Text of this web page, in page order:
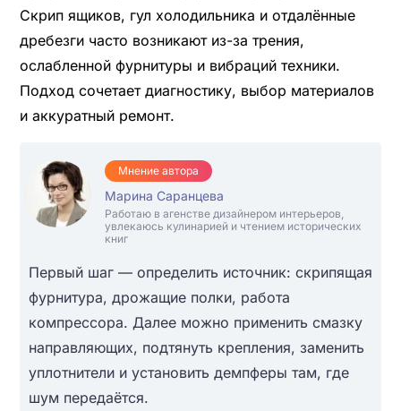
Скрип ящиков, гул холодильника и отдалённые
дребезги часто возникают из-за трения,
ослабленной фурнитуры и вибраций техники.
Подход сочетает диагностику, выбор материалов
и аккуратный ремонт.
Мнение автора
Марина Саранцева
Работаю в агенстве дизайнером интерьеров,
увлекаюсь кулинарией и чтением исторических
книг
Первый шаг — определить источник: скрипящая
фурнитура, дрожащие полки, работа
компрессора. Далее можно применить смазку
направляющих, подтянуть крепления, заменить
уплотнители и установить демпферы там, где
шум передаётся.